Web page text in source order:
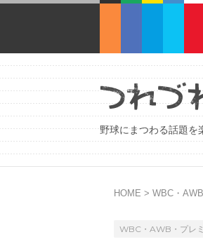
野球にまつわる話題を
HOME > WBC・
WBC・AWB・プレ